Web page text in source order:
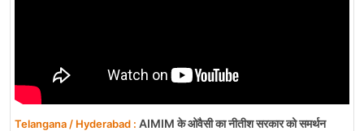
Telangana / Hyderabad : AIMIM के ओवैसी का नीतीश सरकार को समर्थन